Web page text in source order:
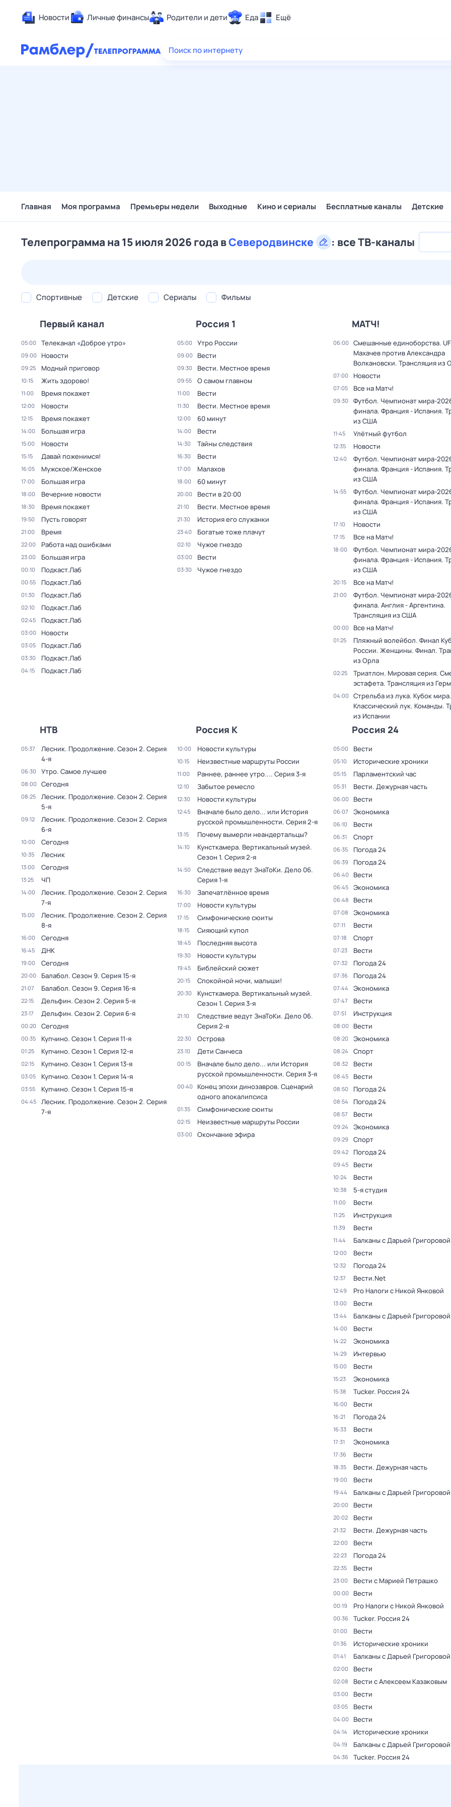
Новости Личные финансы Родители и дети Еда Ещё
Здоровье
Поиск по интернету
Главная Моя программа Премьеры недели Выходные Кино и сериалы Бесплатные каналы Детские
Телепрограмма на 15 июля 2026 года вСеверодвинске : все ТВ-каналы
Спортивные Детские Сериалы Фильмы
Первый канал
05:00 Телеканал «Доброе утро»
09:00 Новости
09:25 Модный приговор
10:15 Жить здорово!
11:00 Время покажет
12:00 Новости
12:15 Время покажет
14:00 Большая игра
15:00 Новости
15:15 Давай поженимся!
16:05 Мужское/Женское
17:00 Большая игра
18:00 Вечерние новости
18:30 Время покажет
19:50 Пусть говорят
21:00 Время
22:00 Работа над ошибками
23:00 Большая игра
00:10 Подкаст.Лаб
00:55 Подкаст.Лаб
01:30 Подкаст.Лаб
02:10 Подкаст.Лаб
02:45 Подкаст.Лаб
03:00 Новости
03:05 Подкаст.Лаб
03:30 Подкаст.Лаб
04:15 Подкаст.Лаб
Россия 1
05:00 Утро России
09:00 Вести
09:30 Вести. Местное время
09:55 О самом главном
11:00 Вести
11:30 Вести. Местное время
12:00 60 минут
14:00 Вести
14:30 Тайны следствия
16:30 Вести
17:00 Малахов
18:00 60 минут
20:00 Вести в 20:00
21:10 Вести. Местное время
21:30 История его служанки
23:40 Богатые тоже плачут
02:10 Чужое гнездо
03:00 Вести
03:30 Чужое гнездо
МАТЧ!
06:00
Смешанные единоборства.
Махачев против Александра
Волкановски. Трансляция из
07:00 Новости
07:05 Все на Матч!
09:30
Футбол. Чемпионат мира-
финала. Франция - Испания.
из США
11:45 Улётный футбол
12:35 Новости
12:40
Футбол. Чемпионат мира-
финала. Франция - Испания.
из США
14:55
Футбол. Чемпионат мира-
финала. Франция - Испания.
из США
17:10 Новости
17:15 Все на Матч!
18:00
Футбол. Чемпионат мира-
финала. Франция - Испания.
из США
20:15 Все на Матч!
21:00
Футбол. Чемпионат мира-
финала. Англия - Аргентина.
Трансляция из США
00:00 Все на Матч!
01:25
Пляжный волейбол. Финал
России. Женщины. Финал.
из Орла
02:25
Триатлон. Мировая серия.
эстафета. Трансляция из
04:00
Стрельба из лука. Кубок мира.
Классический лук. Команды.
из Испании
НТВ
05:37 Лесник. Продолжение. Сезон 2. Серия
4-я
06:30 Утро. Самое лучшее
08:00 Сегодня
08:25 Лесник. Продолжение. Сезон 2. Серия
5-я
09:12 Лесник. Продолжение. Сезон 2. Серия
6-я
10:00 Сегодня
10:35 Лесник
13:00 Сегодня
13:25 ЧП
14:00 Лесник. Продолжение. Сезон 2. Серия
7-я
15:00 Лесник. Продолжение. Сезон 2. Серия
8-я
16:00 Сегодня
16:45 ДНК
19:00 Сегодня
20:00 Балабол. Сезон 9. Серия 15-я
21:07 Балабол. Сезон 9. Серия 16-я
22:15 Дельфин. Сезон 2. Серия 5-я
23:17 Дельфин. Сезон 2. Серия 6-я
00:20 Сегодня
00:35 Купчино. Сезон 1. Серия 11-я
01:25 Купчино. Сезон 1. Серия 12-я
02:15 Купчино. Сезон 1. Серия 13-я
03:05 Купчино. Сезон 1. Серия 14-я
03:55 Купчино. Сезон 1. Серия 15-я
04:45 Лесник. Продолжение. Сезон 2. Серия
7-я
Россия К
10:00 Новости культуры
10:15 Неизвестные маршруты России
11:00 Раннее, раннее утро.... Серия 3-я
12:10 Забытое ремесло
12:30 Новости культуры
12:45
Вначале было дело... или История
русской промышленности. Серия 2-я
13:15 Почему вымерли неандертальцы?
14:10 Кунсткамера. Вертикальный музей.
Сезон 1. Серия 2-я
14:50 Следствие ведут ЗнаТоКи. Дело 06.
Серия 1-я
16:30 Запечатлённое время
17:00 Новости культуры
17:15 Симфонические сюиты
18:15 Сияющий купол
18:45 Последняя высота
19:30 Новости культуры
19:45 Библейский сюжет
20:15 Спокойной ночи, малыши!
20:30 Кунсткамера. Вертикальный музей.
Сезон 1. Серия 3-я
21:10 Следствие ведут ЗнаТоКи. Дело 06.
Серия 2-я
22:30 Острова
23:10 Дети Санчеса
00:15
Вначале было дело... или История
русской промышленности. Серия 3-я
00:40
Конец эпохи динозавров. Сценарий
одного апокалипсиса
01:35 Симфонические сюиты
02:15 Неизвестные маршруты России
03:00 Окончание эфира
Россия 24
05:00 Вести
05:10 Исторические хроники
05:15 Парламентский час
05:31 Вести. Дежурная часть
06:00 Вести
06:07 Экономика
06:10 Вести
06:31 Спорт
06:35 Погода 24
06:39 Погода 24
06:40 Вести
06:45 Экономика
06:48 Вести
07:08 Экономика
07:11 Вести
07:18 Спорт
07:23 Вести
07:32 Погода 24
07:36 Погода 24
07:44 Экономика
07:47 Вести
07:51 Инструкция
08:00 Вести
08:20 Экономика
08:24 Спорт
08:32 Вести
08:45 Вести
08:50 Погода 24
08:54 Погода 24
08:57 Вести
09:24 Экономика
09:29 Спорт
09:42 Погода 24
09:45 Вести
10:24 Вести
10:38 5-я студия
11:00 Вести
11:25 Инструкция
11:39 Вести
11:44 Балканы с Дарьей Григоровой
12:00 Вести
12:32 Погода 24
12:37 Вести.Net
12:49 Pro Налоги с Никой Янковой
13:00 Вести
13:44 Балканы с Дарьей Григоровой
14:00 Вести
14:22 Экономика
14:29 Интервью
15:00 Вести
15:23 Экономика
15:38 Tucker. Россия 24
16:00 Вести
16:21 Погода 24
16:33 Вести
17:31 Экономика
17:36 Вести
18:35 Вести. Дежурная часть
19:00 Вести
19:44 Балканы с Дарьей Григоровой
20:00 Вести
20:02 Вести
21:32 Вести. Дежурная часть
22:00 Вести
22:23 Погода 24
22:35 Вести
23:00 Вести с Марией Петрашко
00:00 Вести
00:19 Pro Налоги с Никой Янковой
00:36 Tucker. Россия 24
01:00 Вести
01:36 Исторические хроники
01:41 Балканы с Дарьей Григоровой
02:00 Вести
02:08 Вести с Алексеем Казаковым
03:00 Вести
03:05 Вести
04:00 Вести
04:14 Исторические хроники
04:19 Балканы с Дарьей Григоровой
04:36 Tucker. Россия 24